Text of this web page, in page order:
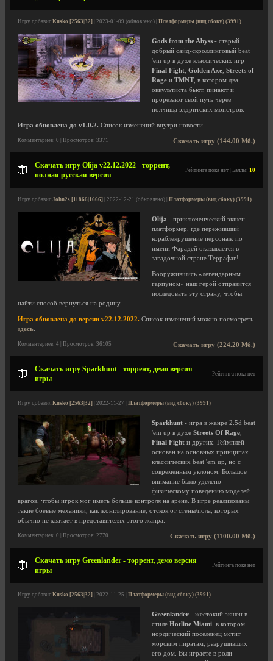
Игру добавил Kusko [2563|32] | 2023-01-09 (обновлено) | Платформеры (вид сбоку) (3991)
Gods from the Abyss - старый
добрый сайд-скроллинговый beat
'em up в духе классических игр
Final Fight Golden Axe Streets of
Rage и TMNT, в котором два
оккультиста бьют, пинают и
прорезают свой путь через
полчища элдритских монстров.
Игра обновлена до v1.0.2. Список изменений внутри новости.
Скачать игру (144.00 Мб.)
Комментариев: 0 | Просмотров: 3371
Скачать игру Olija v22.12.2022 - торрент,
полная русская версия
Рейтинга пока нет | Баллы: 10
Игру добавил John2s [11866|1666] | 2022-12-21 (обновлено) | Платформеры (вид сбоку) (3991)
Olija - приключенческий экшен-
платформер, где переживший
кораблекрушение персонаж по
имени Фарадей оказывается в
загадочной стране Террафаг!
Вооружившись «легендарным
гарпуном» наш герой отправится
исследовать эту страну, чтобы
найти способ вернуться на родину.
Игра обновлена до версии v22.12.2022. Список изменений можно посмотреть
здесь
Скачать игру (224.20 Мб.)
Комментариев: 4 | Просмотров: 36105
Скачать игру Sparkhunt - торрент, демо версия
игры
Рейтинга пока нет
Игру добавил Kusko [2563|32] | 2022-11-27 | Платформеры (вид сбоку) (3991)
Sparkhunt - игра в жанре 2.5d beat
'em up в духе Streets Of Rage
Final Fight и других. Геймплей
основан на основных принципах
классических beat 'em up, но с
современным уклоном. Большое
внимание было уделено
физическому поведению моделей
врагов, чтобы игрок мог иметь больше контроля на арене. В игре реализованы
такие боевые механики, как жонглирование, отскок от стены/пола, которых
обычно не хватает в представителях этого жанра.
Скачать игру (1100.00 Мб.)
Комментариев: 0 | Просмотров: 2770
Скачать игру Greenlander - торрент, демо версия
игры
Рейтинга пока нет
Игру добавил Kusko [2563|32] | 2022-11-25 | Платформеры (вид сбоку) (3991)
Greenlander - жестокий экшен в
стиле Hotline Miami , в котором
нордический поселенец мстит
морским пиратам, разрушивших
его дом. Вы играете в роли